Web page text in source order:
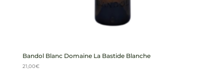
Bandol Blanc Domaine La Bastide Blanche
21,00€